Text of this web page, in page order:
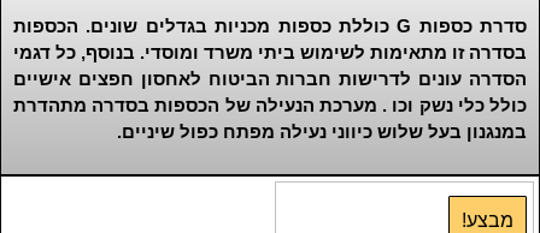
סדרת כספות G כוללת כספות מכניות בגדלים שונים. הכספות
בסדרה זו מתאימות לשימוש ביתי משרד ומוסדי. בנוסף, כל דגמי
הסדרה עונים לדרישות חברות הביטוח לאחסון חפצים אישיים
כולל כלי נשק וכו . מערכת הנעילה של הכספות בסדרה מתהדרת
במנגנון בעל שלוש כיווני נעילה מפתח כפול שיניים.
מבצע!